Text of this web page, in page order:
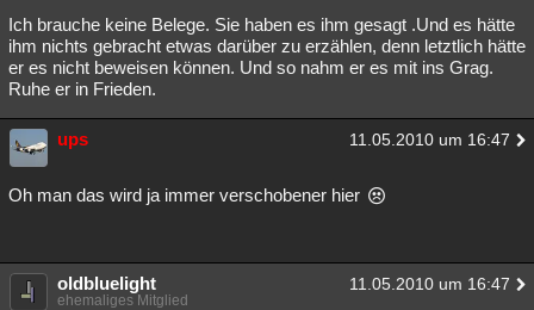
Ich brauche keine Belege. Sie haben es ihm gesagt .Und es hätte
ihm nichts gebracht etwas darüber zu erzählen, denn letztlich hätte
er es nicht beweisen können. Und so nahm er es mit ins Grag.
Ruhe er in Frieden.
ups 11.05.2010 um 16:47
Oh man das wird ja immer verschobener hier
oldbluelight 11.05.2010 um 16:47
ehemaliges Mitglied